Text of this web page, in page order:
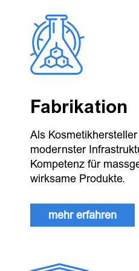
Fabrikation
Als
modernster
Kompetenz für
wirksame Produkte.
mehr erfahren